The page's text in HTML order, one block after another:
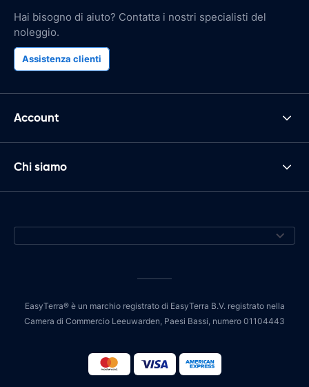
Hai bisogno di aiuto? Contatta i nostri specialisti del
noleggio.
Assistenza clienti
Account
Chi siamo
EasyTerra® è un marchio registrato di EasyTerra B.V. registrato nella
Camera di Commercio Leeuwarden, Paesi Bassi, numero 01104443